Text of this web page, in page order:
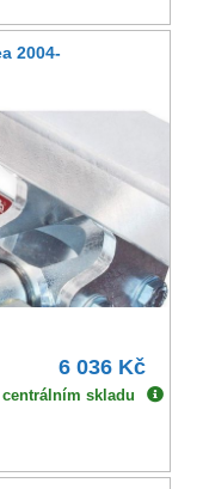
2004-
6 036 Kč
skladu